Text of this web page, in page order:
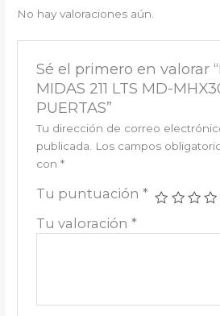
No hay valoraciones aún.
Sé el primero en valorar
MIDAS 211 LTS MD-
PUERTAS”
Tu dirección de correo
publicada.
Los campos
con *
Tu puntuación *
Tu valoración *